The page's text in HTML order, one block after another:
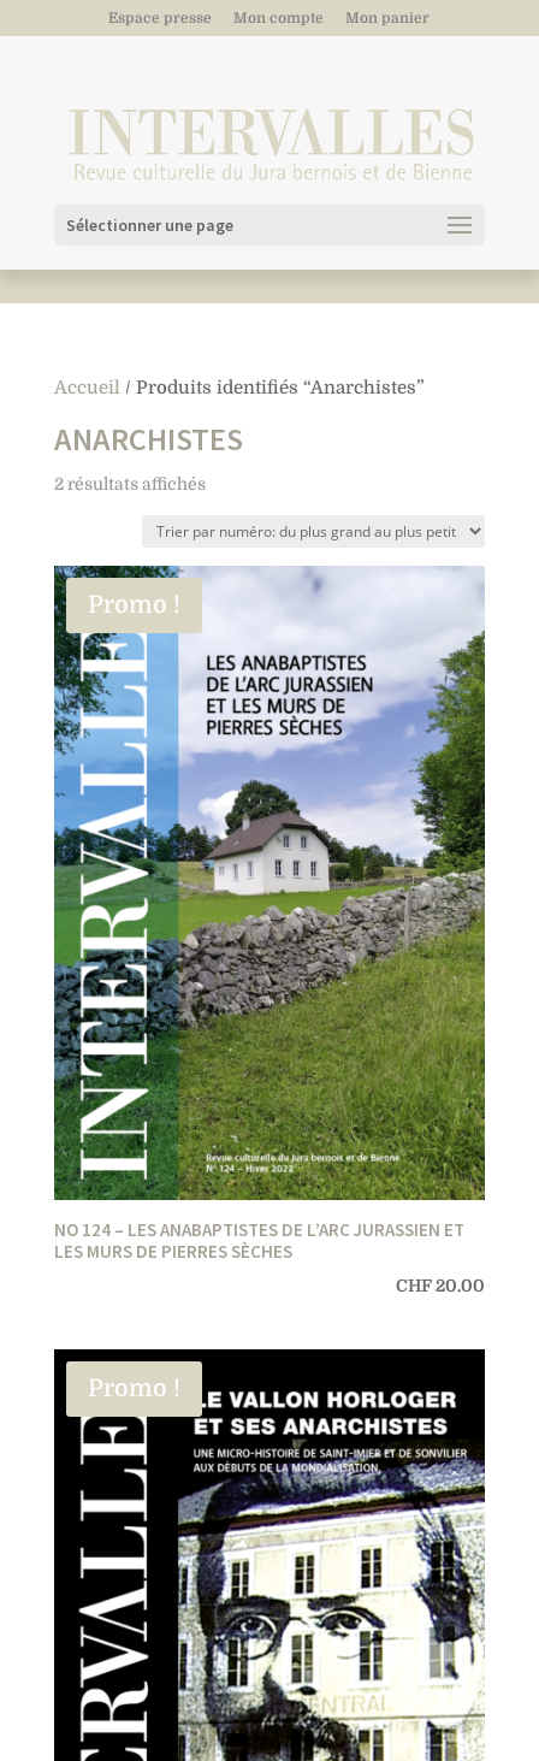
Espace presse Mon compte Mon panier
Sélectionner une page
Accueil/ Produits identifiés “Anarchistes”
ANARCHISTES
2 résultats affichés
Promo !
NO 124 – LES ANABAPTISTES DE L’ARC JURASSIEN ET
LES MURS DE PIERRES SÈCHES
CHF20.00
Promo !